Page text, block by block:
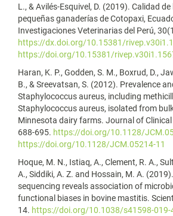
L., & Avilés-Esquivel, D. (2019). Calidad
pequeñas ganaderías de Cotopaxi,
Investigaciones Veterinarias del Perú,
https://dx.doi.org/10.15381/
https://doi.org/10.15381/
Haran, K. P., Godden, S. M., Boxrud, D.,
B., & Sreevatsan, S. (2012). Prevalence
Staphylococcus aureus, including
Staphylococcus aureus, isolated from
Minnesota dairy farms. Journal of
688-695. https://doi.org/10.1128/
https://doi.org/10.1128/JCM.05214-11
Hoque, M. N., Istiaq, A., Clement, R. A.,
A., Siddiki, A. Z. and Hossain, M. A.
sequencing reveals association of
functional biases in bovine mastitis.
14. https://doi.org/10.1038/s41598-019-